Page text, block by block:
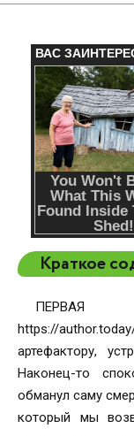
Краткое
https://author.today/work/
артефактору,
Наконец-то
обманул саму
который мы